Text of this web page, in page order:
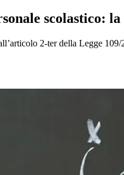
scolastico:
2-ter della Legge